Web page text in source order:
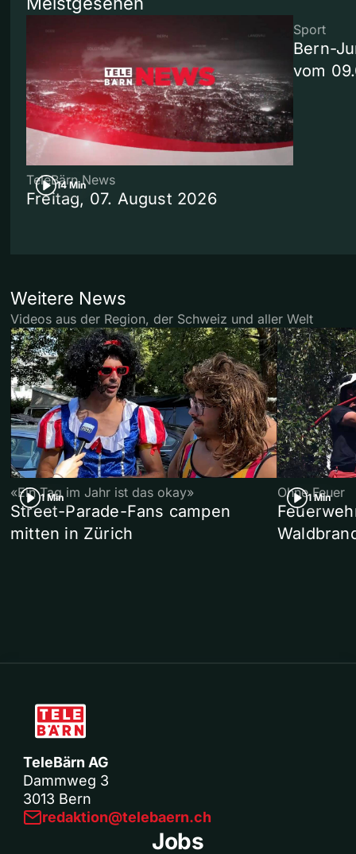
14 Min
TeleBärn News
Freitag, 07. August 2026
Sport
Bern-
vom
Weitere News
Videos aus der Region, der Schweiz und aller Welt
1 Min
«Ein Tag im Jahr ist das okay»
Street-Parade-Fans campen
mitten in Zürich
1 Min
Ohne Feuer
TeleBärn AG
Dammweg 3
3013 Bern
redaktion@telebaern.ch
Jobs